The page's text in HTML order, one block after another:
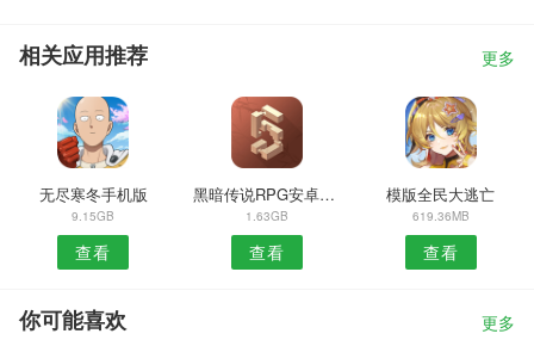
相关应用推荐 更多
无尽寒冬手机版
9.15GB
查看
黑暗传说RPG安卓单机版
1.63GB
查看
模版全民大逃亡
619.36MB
查看
你可能喜欢 更多